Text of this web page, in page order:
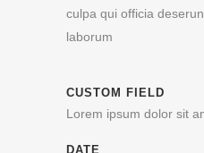
culpa qui officia
laborum
CUSTOM FIELD
Lorem ipsum dolor sit
DATE